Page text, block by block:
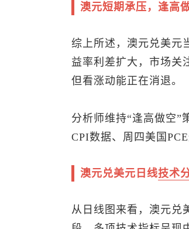
澳元短期承压，逢高
综上所述， 澳元兑美元
益率利差扩大，市场关
但看涨动能正在消退。
分析师维持“逢高做空”
CPI数据、周四美国
澳元兑美元 日线技术
从日线图来看， 澳元兑